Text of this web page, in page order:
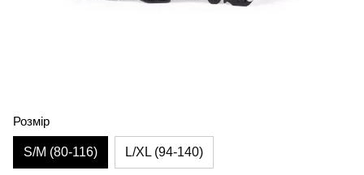
Розмір
S/М (80-116) L/XL (94-140)